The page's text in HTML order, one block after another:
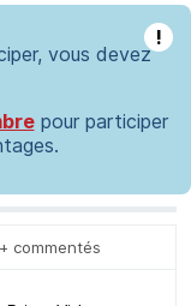
!
vous devez
pour participer
+ commentés